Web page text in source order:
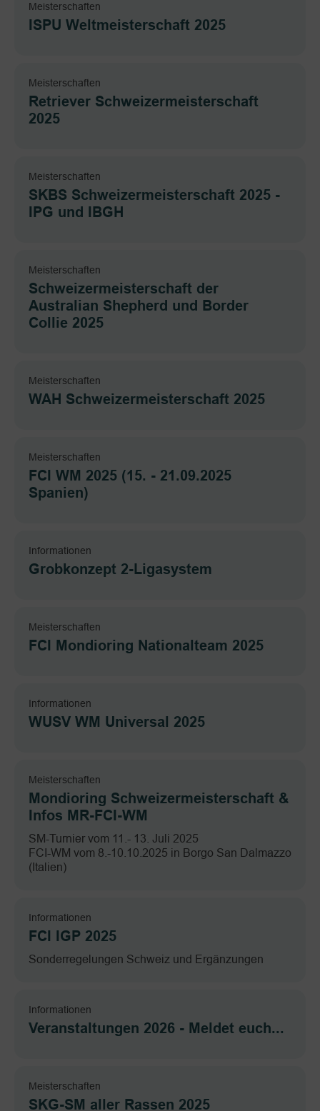
Meisterschaften
ISPU Weltmeisterschaft 2025
Meisterschaften
Retriever Schweizermeisterschaft
2025
Meisterschaften
SKBS Schweizermeisterschaft 2025 -
IPG und IBGH
Meisterschaften
Schweizermeisterschaft der
Australian Shepherd und Border
Collie 2025
Meisterschaften
WAH Schweizermeisterschaft 2025
Meisterschaften
FCI WM 2025 (15. - 21.09.2025
Spanien)
Informationen
Grobkonzept 2-Ligasystem
Meisterschaften
FCI Mondioring Nationalteam 2025
Informationen
WUSV WM Universal 2025
Meisterschaften
Mondioring Schweizermeisterschaft &
Infos MR-FCI-WM
SM-Turnier vom 11.- 13. Juli 2025
FCI-WM vom 8.-10.10.2025 in Borgo San Dalmazzo
(Italien)
Informationen
FCI IGP 2025
Sonderregelungen Schweiz und Ergänzungen
Informationen
Veranstaltungen 2026 - Meldet euch...
Meisterschaften
SKG-SM aller Rassen 2025